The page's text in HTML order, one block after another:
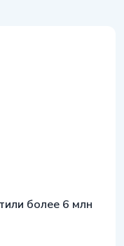
более 6 млн